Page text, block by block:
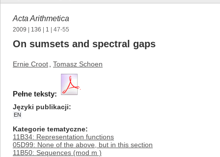
Acta Arithmetica
2009 136 1 | 47-55
On sumsets and spectral gaps
Ernie Croot Tomasz Schoen
Pełne teksty:
Języki publikacji
EN
Kategorie tematyczne
11B34: Representation functions
05D99: None of the above, but in this section
11B50: Sequences (mod m )